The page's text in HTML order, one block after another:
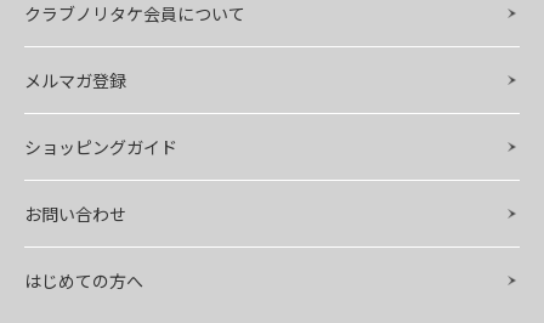
クラブノリタケ会員について
メルマガ登録
ショッピングガイド
お問い合わせ
はじめての方へ